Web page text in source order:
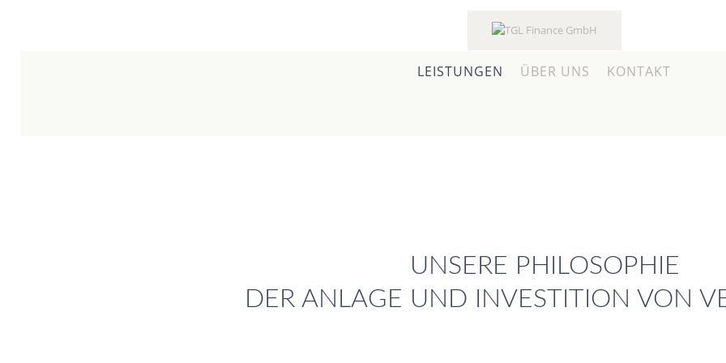
LEISTUNGEN ÜBER UNS KONTAKT
UNSERE PHILOSOPHIE
DER ANLAGE UND INVESTITION VON